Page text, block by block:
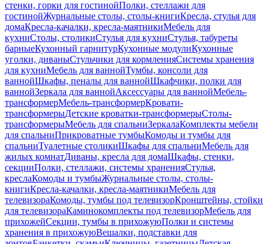
стенки, горки для гостинойПолки, стеллажи для
гостинойЖурнальные столы, столы-книгиКресла, стулья для
домаКресла-качалки, кресла-маятникиМебель для
кухниСтолы, столикиСтулья для кухниСтулья, табуреты
барныеКухонный гарнитурКухонные модулиКухонные
уголки, диваныСтульчики для кормленияСистемы хранения
для кухниМебель для ваннойТумбы, консоли для
ваннойШкафы, пеналы для ваннойШкафчики, полки для
ваннойЗеркала для ваннойАксессуары для ваннойМебель-
трансформерМебель-трансформерКровати-
трансформерыДетские кроватки-трансформерыСтолы-
трансформерыМебель для спальниЗеркалаКомплекты мебели
для спальниПрикроватные тумбыКомоды и тумбы для
спальниТуалетные столикиШкафы для спальниМебель для
жилых комнатДиваны, кресла для домаШкафы, стенки,
секцииПолки, стеллажи, системы храненияСтулья,
креслаКомоды и тумбыЖурнальные столы, столы-
книгиКресла-качалки, кресла-маятникиМебель для
телевизораКомоды, тумбы под телевизорКронштейны, стойки
для телевизораКаминокомплекты под телевизорМебель для
прихожейСекции, тумбы в прихожуюПолки и системы
хранения в прихожуюВешалки, подставки для